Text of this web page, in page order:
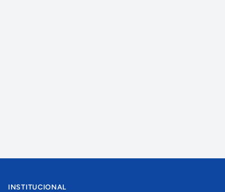
INSTITUCIONAL